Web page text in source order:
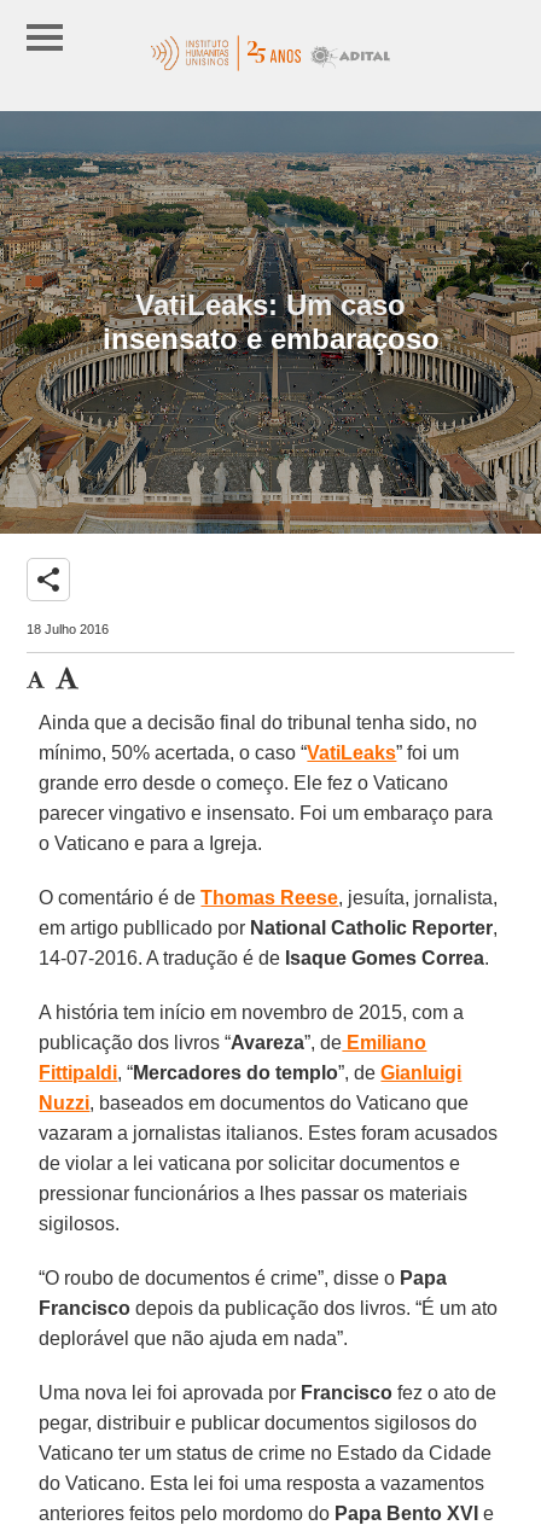
VatiLeaks: Um caso
insensato e embaraçoso
share
18 Julho 2016
Ainda que a decisão final do tribunal tenha sido, no
mínimo, 50% acertada, o caso “VatiLeaks” foi um
grande erro desde o começo. Ele fez o Vaticano
parecer vingativo e insensato. Foi um embaraço para
o Vaticano e para a Igreja.
O comentário é deThomas Reese, jesuíta, jornalista,
em artigo publlicado por National Catholic Reporter,
14-07-2016. A tradução é de Isaque Gomes Correa.
A história tem início em novembro de 2015, com a
publicação dos livros “Avareza”, de Emiliano
Fittipaldi, “Mercadores do templo”, deGianluigi
Nuzzi, baseados em documentos do Vaticano que
vazaram a jornalistas italianos. Estes foram acusados
de violar a lei vaticana por solicitar documentos e
pressionar funcionários a lhes passar os materiais
sigilosos.
“O roubo de documentos é crime”, disse o Papa
Francisco depois da publicação dos livros. “É um ato
deplorável que não ajuda em nada”.
Uma nova lei foi aprovada por Francisco fez o ato de
pegar, distribuir e publicar documentos sigilosos do
Vaticano ter um status de crime no Estado da Cidade
do Vaticano. Esta lei foi uma resposta a vazamentos
anteriores feitos pelo mordomo do Papa Bento XVI e